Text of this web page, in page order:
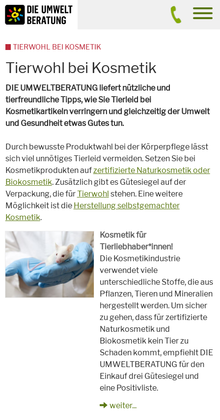
Inhalt
Suche
Tierwohl bei Kosmetik
DIE UMWELTBERATUNG liefert nützliche und
tierfreundliche Tipps, wie Sie Tierleid bei
Kosmetikartikeln verringern und gleichzeitig der Umwelt
und Gesundheit etwas Gutes tun.
Durch bewusste Produktwahl bei der Körperpflege lässt
sich viel unnötiges Tierleid vermeiden. Setzen Sie bei
Kosmetikprodukten aufzertifizierte Naturkosmetik oder
Biokosmetik. Zusätzlich gibt es Gütesiegel auf der
Verpackung, die fürTierwohl stehen. Eine weitere
Möglichkeit ist die Herstellung selbstgemachter
Kosmetik.
Kosmetik für
Tierliebhaber*innen!
Die Kosmetikindustrie
verwendet viele
unterschiedliche Stoffe, die aus
Pflanzen, Tieren und Mineralien
hergestellt werden. Um sicher
zu gehen, dass für zertifizierte
Naturkosmetik und
Biokosmetik kein Tier zu
Schaden kommt, empfiehlt DIE
UMWELTBERATUNG für den
Einkauf drei Gütesiegel und
eine Positivliste.
weiter...
TIERWOHL BEI KOSMETIK